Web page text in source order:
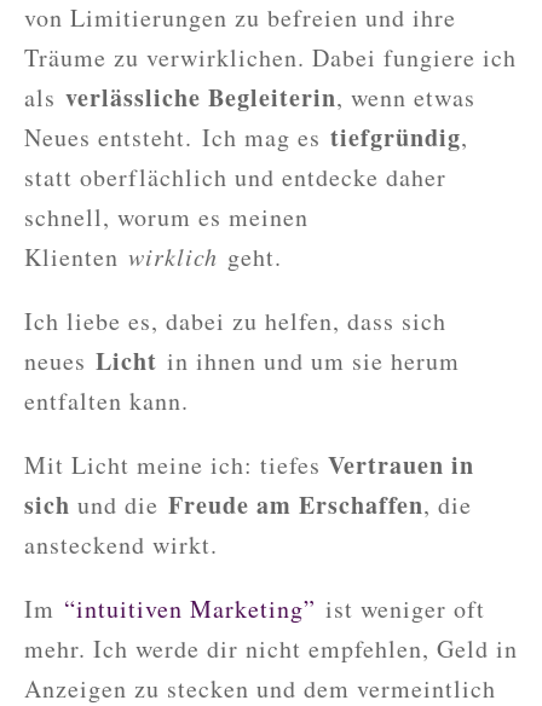
von Limitierungen zu befreien und ihre
Träume zu verwirklichen. Dabei fungiere ich
als verlässliche Begleiterin, wenn etwas
Neues entsteht. Ich mag es tiefgründig,
statt oberflächlich und entdecke daher
schnell, worum es meinen
Klienten wirklich geht.
Ich liebe es, dabei zu helfen, dass sich
neues Licht in ihnen und um sie herum
entfalten kann.
Mit Licht meine ich: tiefes Vertrauen in
sich und die Freude am Erschaffen, die
ansteckend wirkt.
Im “intuitiven Marketing” ist weniger oft
mehr. Ich werde dir nicht empfehlen, Geld in
Anzeigen zu stecken und dem vermeintlich